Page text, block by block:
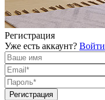
Регистрация
Уже есть аккаунт? Войти